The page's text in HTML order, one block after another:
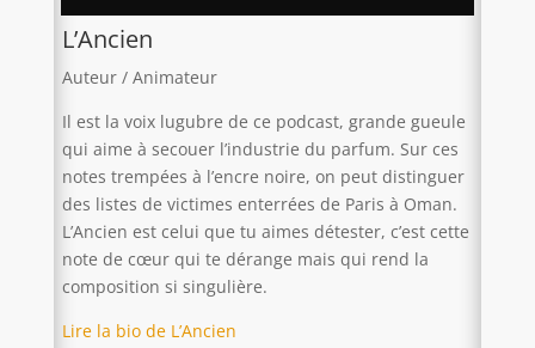
L’Ancien
Auteur / Animateur
Il est la voix lugubre de ce podcast, grande gueule
qui aime à secouer l’industrie du parfum. Sur ces
notes trempées à l’encre noire, on peut distinguer
des listes de victimes enterrées de Paris à Oman.
L’Ancien est celui que tu aimes détester, c’est cette
note de cœur qui te dérange mais qui rend la
composition si singulière.
Lire la bio de L’Ancien